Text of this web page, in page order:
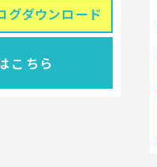
グダウンロード
こちら